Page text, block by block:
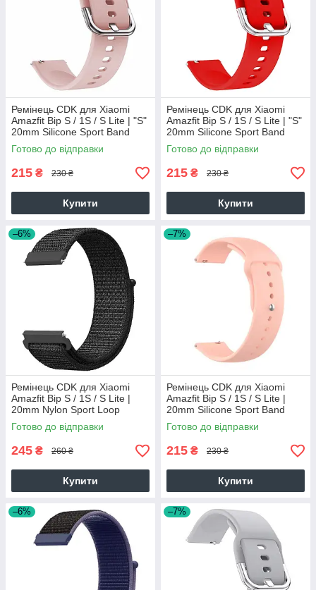
Ремінець CDK для Xiaomi
Amazfit Bip S / 1S / S Lite | "S"
20mm Silicone Sport Band
Classic (012194) (pink)
Готово до відправки
215 ₴ 230 ₴
Купити
Ремінець CDK для Xiaomi
Amazfit Bip S / 1S / S Lite | "S"
20mm Silicone Sport Band
Classic (012194) (red)
Готово до відправки
215 ₴ 230 ₴
Купити
–6%
Ремінець CDK для Xiaomi
Amazfit Bip S / 1S / S Lite |
20mm Nylon Sport Loop
(012415) (black)
Готово до відправки
245 ₴ 260 ₴
Купити
–7%
Ремінець CDK для Xiaomi
Amazfit Bip S / 1S / S Lite |
20mm Silicone Sport Band
(011908) (pink)
Готово до відправки
215 ₴ 230 ₴
Купити
–6% –7%